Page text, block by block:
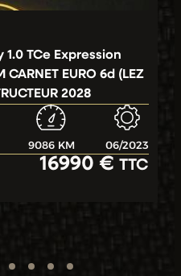
TCe Expression
CARNET EURO 6d (LEZ
2028
9086 KM 06/2023
16990 € TTC